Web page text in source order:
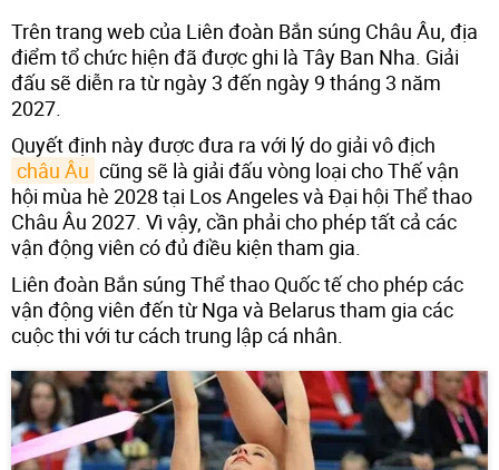
Trên trang web của Liên đoàn Bắn súng Châu Âu, địa
điểm tổ chức hiện đã được ghi là Tây Ban Nha. Giải
đấu sẽ diễn ra từ ngày 3 đến ngày 9 tháng 3 năm
2027.
Quyết định này được đưa ra với lý do giải vô địch
châu Âu cũng sẽ là giải đấu vòng loại cho Thế vận
hội mùa hè 2028 tại Los Angeles và Đại hội Thể thao
Châu Âu 2027. Vì vậy, cần phải cho phép tất cả các
vận động viên có đủ điều kiện tham gia.
Liên đoàn Bắn súng Thể thao Quốc tế cho phép các
vận động viên đến từ Nga và Belarus tham gia các
cuộc thi với tư cách trung lập cá nhân.